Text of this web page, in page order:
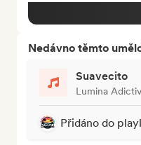
Nedávno těmto
Suavecito
Lumina
Přidáno do